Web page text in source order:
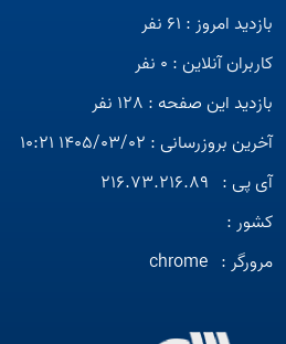
بازدید امروز : 61 نفر
کاربران آنلاین : 0 نفر
بازدید این صفحه : 128 نفر
آخرین بروزرسانی : 1405/03/02 10:21
آی پی : 216.73.216.89
کشور :
مرورگر : chrome